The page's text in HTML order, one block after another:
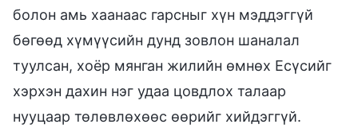
болон амь хаанаас гарсныг хүн мэддэггүй
бөгөөд хүмүүсийн дунд зовлон шаналал
туулсан, хоёр мянган жилийн өмнөх Есүсийг
хэрхэн дахин нэг удаа цовдлох талаар
нууцаар төлөвлөхөөс өөрийг хийдэггүй.